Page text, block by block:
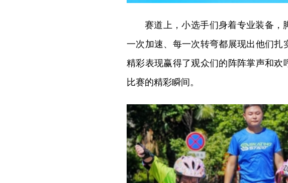
赛道上，小选手们身着专业装备
一次加速、每一次转弯都展现出他们
精彩表现赢得了观众们的阵阵掌声和
比赛的精彩瞬间。